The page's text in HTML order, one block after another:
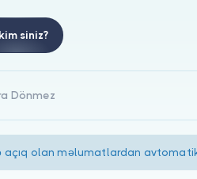
siniz?
Dönmez
olan məlumatlardan avtomatik